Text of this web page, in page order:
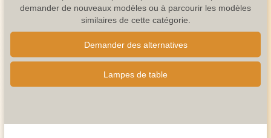
demander de nouveaux modèles ou à parcourir les modèles
similaires de cette catégorie.
Demander des alternatives
Lampes de table